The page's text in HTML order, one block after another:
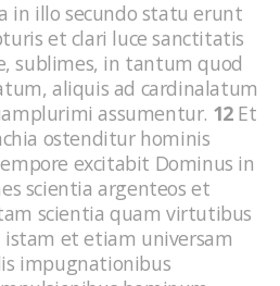
in illo secundo statu erunt
et clari luce sanctitatis
sublimes, in tantum quod
aliquis ad cardinalatum
assumentur. 12 Et
ostenditur hominis
excitabit Dominus in
scientia argenteos et
scientia quam virtutibus
et etiam universam
impugnationibus